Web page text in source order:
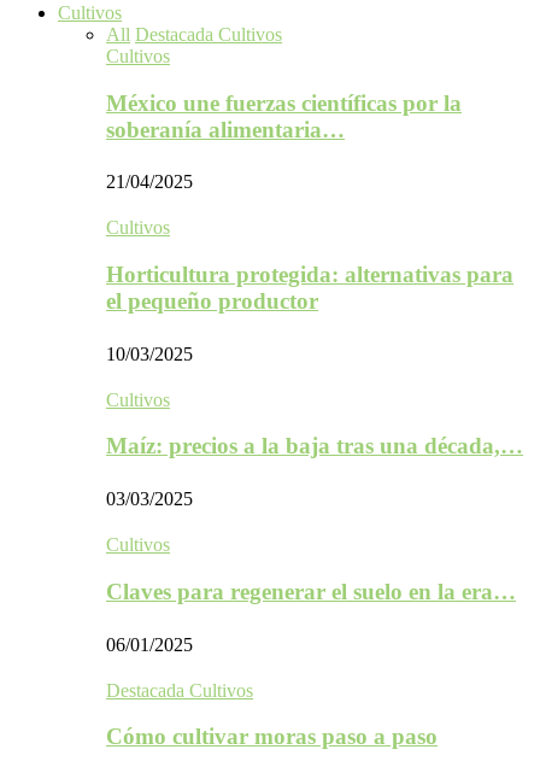
Cultivos
All Destacada Cultivos
Cultivos
México une fuerzas científicas por la
soberanía alimentaria…
21/04/2025
Cultivos
Horticultura protegida: alternativas para
el pequeño productor
10/03/2025
Cultivos
Maíz: precios a la baja tras una década,…
03/03/2025
Cultivos
Claves para regenerar el suelo en la era…
06/01/2025
Destacada Cultivos
Cómo cultivar moras paso a paso